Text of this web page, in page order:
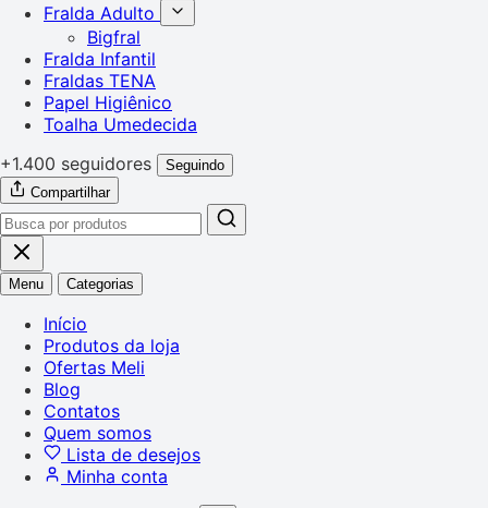
Fralda Adulto
Bigfral
Fralda Infantil
Fraldas TENA
Papel Higiênico
Toalha Umedecida
+1.400 seguidores
Seguindo
Compartilhar
Menu Categorias
Início
Produtos da loja
Ofertas Meli
Blog
Contatos
Quem somos
Lista de desejos
Minha conta